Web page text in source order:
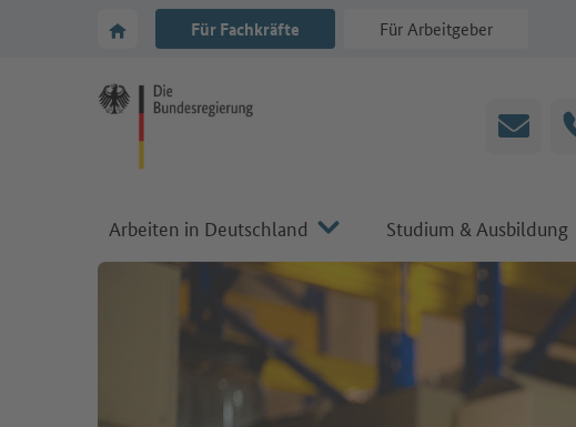
Zur Startseite von Make it in Germany
Für Fachkräfte Für Arbeitgeber
E-Mail
Arbeiten in Deutschland Studium & Ausbildung